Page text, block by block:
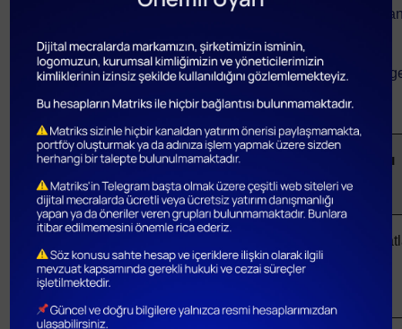
olmayabilir. Bu nedenle, net kâr rakamı işletmenin genel
İşletme kararlarında bu üç kalemin nasıl konumlandırılması
tabloda özetleyebiliriz:
Gösterge Odak Noktası Stratejik Karar Alanı
Tedarik yönetimi,
işçilik verimliliği.